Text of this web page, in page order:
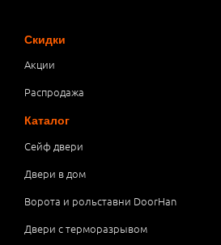
Скидки
Акции
Распродажа
Каталог
Сейф двери
Двери в дом
Ворота и рольставни DoorHan
Двери с терморазрывом